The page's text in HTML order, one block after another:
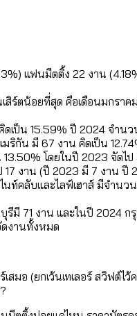
จากเลือกตั้ง กรุงเทพ
บ้าง
ำได้บ้าง?
ดิบ]
ย้งไทย-กัมพูชา
2023-2024
แฟนมีตติ้ง 22 งาน
ตน้อยที่สุด คือเดือนมกราค
เป็น 15.59% ปี 2024 จำน
กัน มี 67 งาน คิดเป็น
โดยในปี 2023 จัดไ
17 งาน (ปี 2023 มี 7 งาน ปี
ท์คลับและไลฟ์เฮาส์ มีจำนว
มี 71 งาน และในปี 2024 ก
งานทั้งหมด
อ (ยกเว้นเทเลอร์ สวิฟต์ไว้